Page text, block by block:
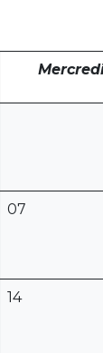
07
14